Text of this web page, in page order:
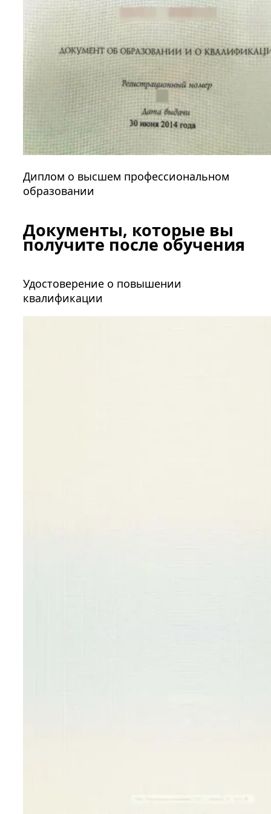
Диплом о высшем профессиональном
образовании
Документы, которые вы
получите после обучения
Удостоверение о повышении
квалификации